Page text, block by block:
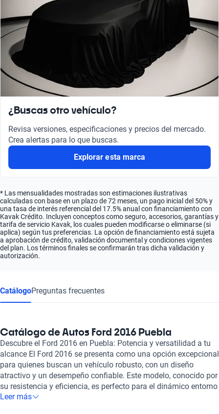
¿Buscas otro vehículo?
Revisa versiones, especificaciones y precios del mercado.
Crea alertas para lo que buscas.
Explorar esta marca
* Las mensualidades mostradas son estimaciones ilustrativas
calculadas con base en un plazo de 72 meses, un pago inicial del 50% y
una tasa de interés referencial del 17.5% anual con financiamiento con
Kavak Crédito. Incluyen conceptos como seguro, accesorios, garantías y
tarifa de servicio Kavak, los cuales pueden modificarse o eliminarse (si
aplica) según tus preferencias. La opción de financiamiento está sujeta
a aprobación de crédito, validación documental y condiciones vigentes
del plan. Los términos finales se confirmarán tras dicha validación y
autorización.
CatálogoPreguntas frecuentes
Catálogo de Autos Ford 2016 Puebla
Descubre el Ford 2016 en Puebla: Potencia y versatilidad a tu
alcance El Ford 2016 se presenta como una opción excepcional
para quienes buscan un vehículo robusto, con un diseño
atractivo y un desempeño confiable. Este modelo, conocido por
su resistencia y eficiencia, es perfecto para el dinámico entorno
urbano de Puebla, ofreciendo tanto confort como
Leer más